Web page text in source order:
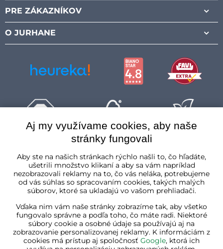
PRE ZÁKAZNÍKOV
O JURHANE
Aj my využívame cookies, aby naše
stránky fungovali
Aby ste na našich stránkach rýchlo našli to, čo hľadáte,
ušetrili množstvo klikaní a aby sa vám napríklad
nezobrazovali reklamy na to, čo vás neláka, potrebujeme
od vás súhlas so spracovaním cookies, takých malých
súborov, ktoré sa ukladajú vo vašom prehliadači.
Vďaka nim vám naše stránky zobrazíme tak, aby všetko
fungovalo správne a podľa toho, čo máte radi. Niektoré
súbory cookie a osobné údaje sa používajú aj na
zobrazovanie personalizovanej reklamy. K informáciám z
cookies má prístup aj spoločnosť Google, ktorá ich